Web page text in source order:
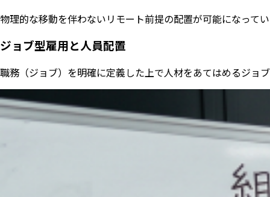
物理的な移動を伴わないリモート前提の配置が可能になって
ジョブ型雇用と人員配置
職務（ジョブ）を明確に定義した上で人材をあてはめるジョ